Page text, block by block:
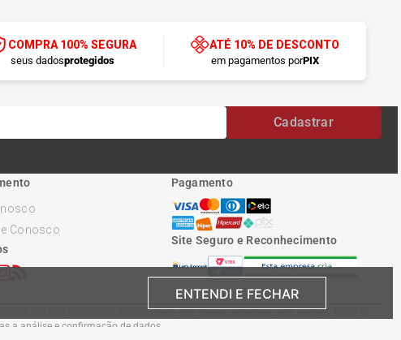
ENTENDI E FECHAR
COMPRA 100% SEGURA
seus dadosprotegidos
ATÉ 10% DE DESCONTO
em pagamentos porPIX
Cadastrar
Conosco
Pagamento
Site Seguro e Reconhecimento
produto por cliente, até o término dos nossos estoques para internet. Caso os
a análise e confirmação de dados.